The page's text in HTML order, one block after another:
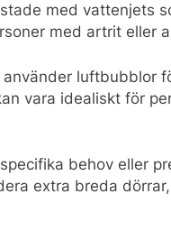
med vattenjets
med artrit eller
luftbubblor
vara idealiskt för
behov eller
extra breda